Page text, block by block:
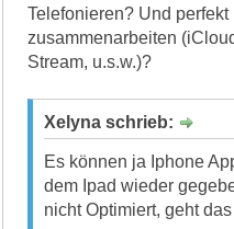
Telefonieren? Und perfekt
zusammenarbeiten
Stream, u.s.w.)?
Xelyna schrieb:
Es können ja Iphone
dem Ipad wieder
nicht Optimiert, geht